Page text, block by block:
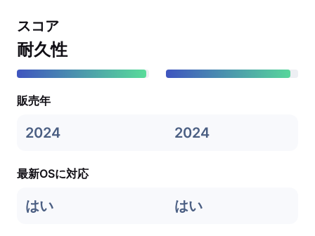
スコア
耐久性
販売年
2024 2024
最新OSに対応
はい はい